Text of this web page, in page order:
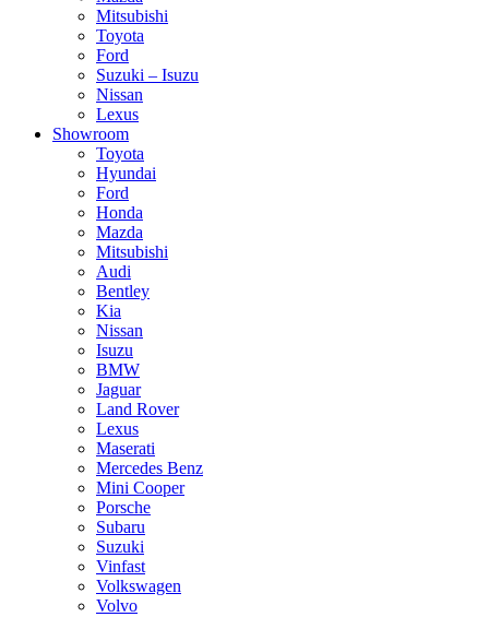
Mitsubishi
Toyota
Ford
Suzuki – Isuzu
Nissan
Lexus
Showroom
Toyota
Hyundai
Ford
Honda
Mazda
Mitsubishi
Audi
Bentley
Kia
Nissan
Isuzu
BMW
Jaguar
Land Rover
Lexus
Maserati
Mercedes Benz
Mini Cooper
Porsche
Subaru
Suzuki
Vinfast
Volkswagen
Volvo